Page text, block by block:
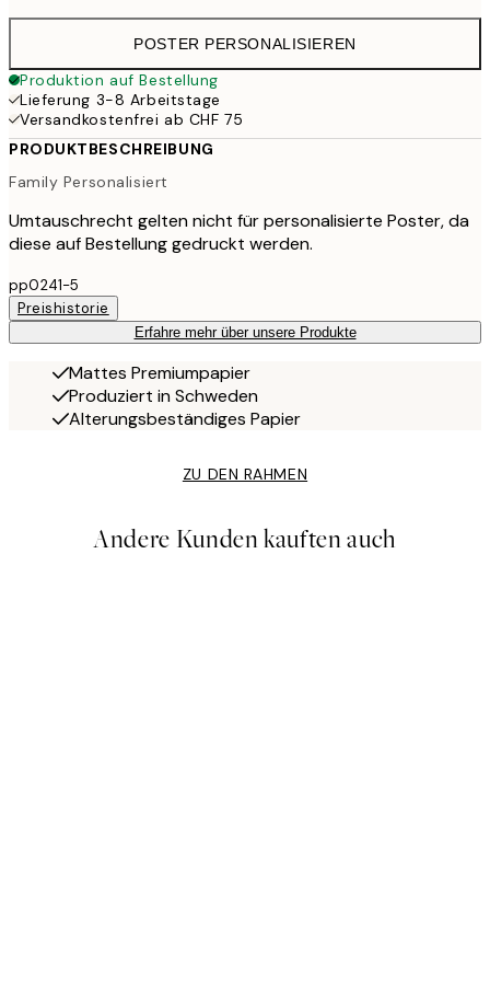
POSTER PERSONALISIEREN
Produktion auf Bestellung
Lieferung 3-8 Arbeitstage
Versandkostenfrei ab CHF 75
PRODUKTBESCHREIBUNG
Family Personalisiert
Umtauschrecht gelten nicht für personalisierte Poster, da
diese auf Bestellung gedruckt werden.
pp0241-5
Preishistorie
Erfahre mehr über unsere Produkte
Mattes Premiumpapier
Produziert in Schweden
Alterungsbeständiges Papier
ZU DEN RAHMEN
Andere Kunden kauften auch